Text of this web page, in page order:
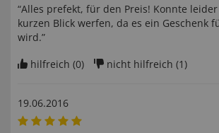
“Alles prefekt, für den Preis! Konnte
kurzen Blick werfen, da es ein Geschenk
wird.”
hilfreich (0) nicht hilfreich (1)
19.06.2016